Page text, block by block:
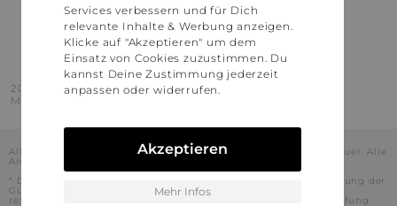
France
United States
2016 - 2026 © Stylaholic.
Made for you with love in munich.
Alle Preise inkl. der jeweils geltenden gesetzlichen Mehrwertsteuer. Alle
Angaben ohne Gewähr.
* Die angezeigten Preise beinhalten Rabatte, die durch die Nutzung der
Gutschein-Codes auf den Seiten unserer Partner voraussichtlich
realisiert werden können. Stylaholic führt keine vollständige Prüfung
Services verbessern und für Dich
relevante Inhalte & Werbung anzeigen.
Klicke auf "Akzeptieren" um dem
Einsatz von Cookies zuzustimmen. Du
kannst Deine Zustimmung jederzeit
anpassen oder widerrufen.
Akzeptieren
Mehr Infos